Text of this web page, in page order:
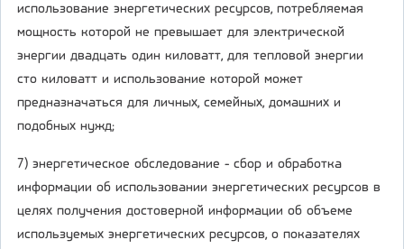
использование энергетических ресурсов, потребляемая
мощность которой не превышает для электрической
энергии двадцать один киловатт, для тепловой энергии
сто киловатт и использование которой может
предназначаться для личных, семейных, домашних и
подобных нужд;
7) энергетическое обследование - сбор и обработка
информации об использовании энергетических ресурсов в
целях получения достоверной информации об объеме
используемых энергетических ресурсов, о показателях